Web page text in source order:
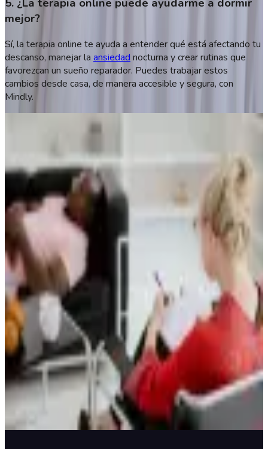
5. ¿La terapia online puede ayudarme a dormir
mejor?
Sí, la terapia online te ayuda a entender qué está afectando tu
descanso, manejar la ansiedad nocturna y crear rutinas que
favorezcan un sueño reparador. Puedes trabajar estos
cambios desde casa, de manera accesible y segura, con
Mindly.
Evelyn Santana
Psicóloga
MP: 19424
Últimos Artículos
NOM-024: qué es y qué exige a tu consultorio
6 de Agosto, 2026
Formato SOAP en psicología: notas claras y útiles
6 de Agosto, 2026
¿Qué es la ética del psicólogo? Principios y código
1 de Agosto, 2026
Redes Sociales